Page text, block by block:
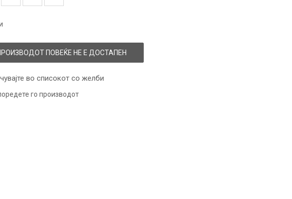
ПОВЕЌЕ НЕ Е ДОСТАПЕН
во списокот со желби
го производот